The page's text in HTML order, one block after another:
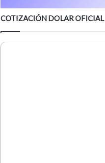
COTIZACIÓN DOLAR OFICIAL